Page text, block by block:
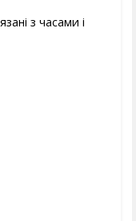
з часами і